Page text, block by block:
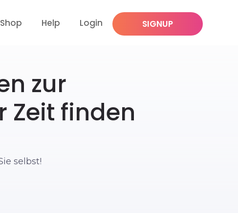
Shop Help Login SIGNUP
zur
Zeit finden
selbst!